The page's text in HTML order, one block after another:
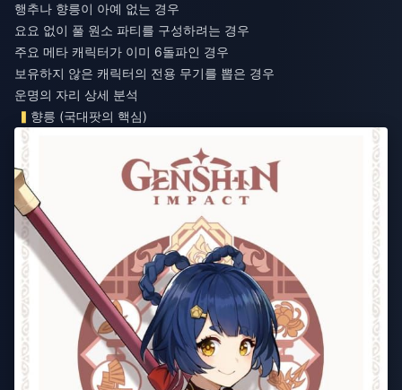
행추나 향릉이 아예 없는 경우
요요 없이 풀 원소 파티를 구성하려는 경우
주요 메타 캐릭터가 이미 6돌파인 경우
보유하지 않은 캐릭터의 전용 무기를 뽑은 경우
운명의 자리 상세 분석
향릉 (국대팟의 핵심)